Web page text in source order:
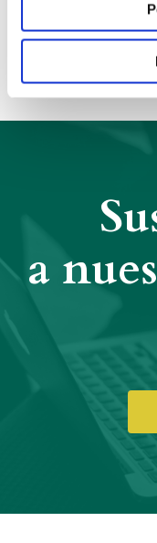
Compartir:
a